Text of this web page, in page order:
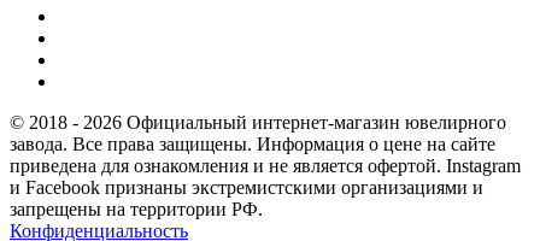
© 2018 - 2026 Официальный интернет-магазин ювелирного
завода. Все права защищены. Информация о цене на сайте
приведена для ознакомления и не является офертой. Instagram
и Facebook признаны экстремистскими организациями и
запрещены на территории РФ.
Конфиденциальность